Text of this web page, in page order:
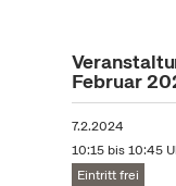
Februar
7.2.2024
10:15 bis 10:45
Eintritt frei